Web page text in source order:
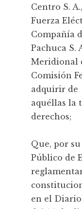
Centro S.
Fuerza
Compañía
Pachuca S.
Meridional
Comisión
adquirir de
aquéllas la
derechos;
Que, por
Público de
en el